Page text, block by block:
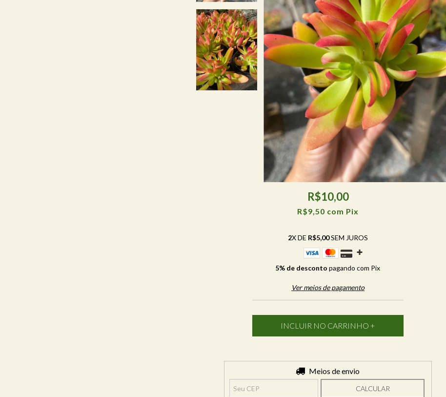
R$10,00
R$9,50 com Pix
2X DE R$5,00SEM JUROS
5% de desconto pagando com Pix
Ver meios de pagamento
Meios de envio
CALCULAR